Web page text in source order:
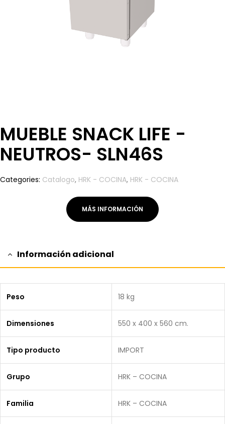
MUEBLE SNACK LIFE -
NEUTROS- SLN46S
Categories: Catalogo, HRK - COCINA, HRK - COCINA
MÁS INFORMACIÓN
Información adicional
Peso 18 kg
Dimensiones 550 x 400 x 560 cm.
Tipo producto IMPORT
Grupo HRK – COCINA
Familia HRK – COCINA